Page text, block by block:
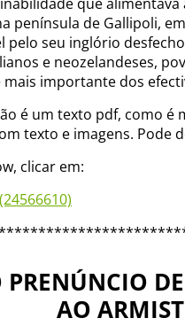
península de Gallipoli,
seu inglório
e neozelandeses,
importante dos
é um texto pdf, como é
texto e imagens. Pode
, clicar em:
PRENÚNCIO
AO